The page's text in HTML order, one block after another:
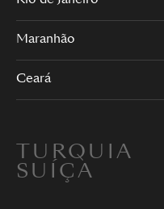
Maranhão
Ceará
TURQUIA
SUÍÇA